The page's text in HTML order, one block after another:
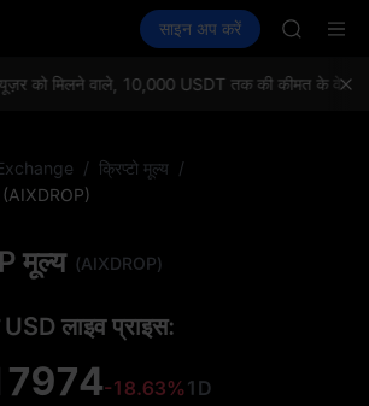
स्पॉट फ़्यूचर्स SPCX कमाएँ
साइन अप करें
AAOI
को मिलने वाले, 10,000 USDT तक की कीमत के वेलकम
/ क्रिप्टो मूल्य /
मूल्य (AIXDROP)
लाइव प्राइस:
-18.63%1D